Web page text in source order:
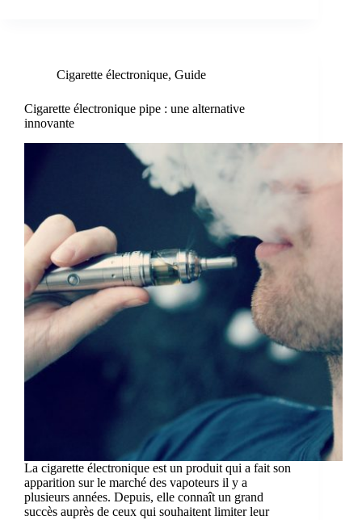
Cigarette électronique, Guide
Cigarette électronique pipe : une alternative
innovante
La cigarette électronique est un produit qui a fait son
apparition sur le marché des vapoteurs il y a
plusieurs années. Depuis, elle connaît un grand
succès auprès de ceux qui souhaitent limiter leur